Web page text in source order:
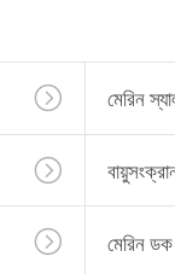
মেরিন
মেরিন ডক